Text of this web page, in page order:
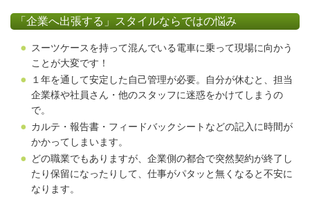
「企業へ出張する」スタイルならではの悩み
スーツケースを持って混んでいる電車に乗って現場に向かう
ことが大変です！
１年を通して安定した自己管理が必要。自分が休むと、担当
企業様や社員さん・他のスタッフに迷惑をかけてしまうの
で。
カルテ・報告書・フィードバックシートなどの記入に時間が
かかってしまいます。
どの職業でもありますが、企業側の都合で突然契約が終了し
たり保留になったりして、仕事がパタッと無くなると不安に
なります。